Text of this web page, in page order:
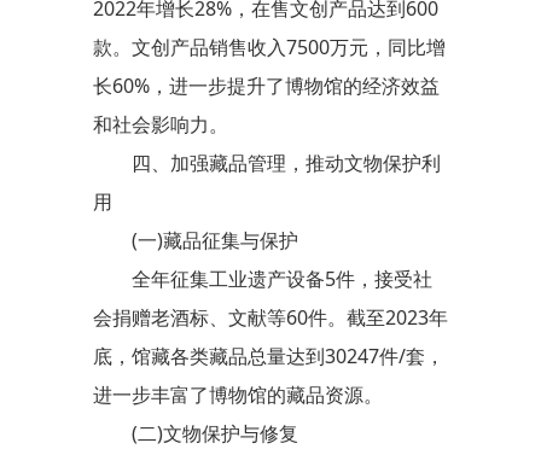
2022年增长28%，在售文创产品达到600
款。文创产品销售收入7500万元，同比增
长60%，进一步提升了博物馆的经济效益
和社会影响力。
四、加强藏品管理，推动文物保护利
用
(一)藏品征集与保护
全年征集工业遗产设备5件，接受社
会捐赠老酒标、文献等60件。截至2023年
底，馆藏各类藏品总量达到30247件/套，
进一步丰富了博物馆的藏品资源。
(二)文物保护与修复